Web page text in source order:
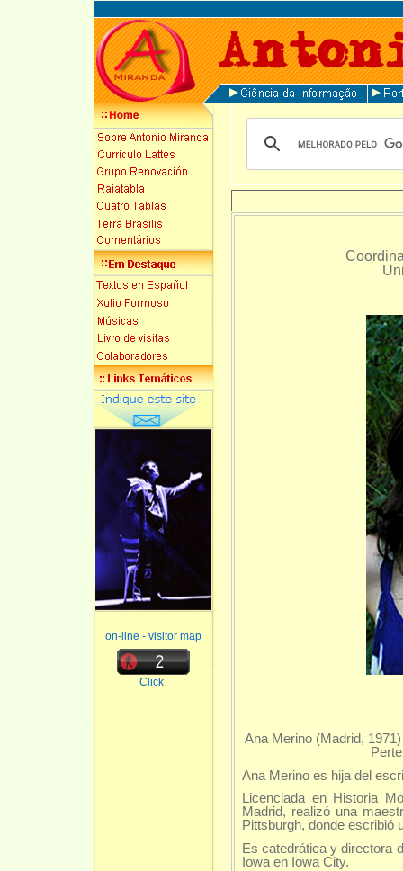
on-line - visitor map
Click
Ana Merino (Madrid,
Ana Merino es hija del
Licenciada en Historia
Madrid, realizó una
Pittsburgh, donde escribió
Es catedrática y directora
Iowa en Iowa City.